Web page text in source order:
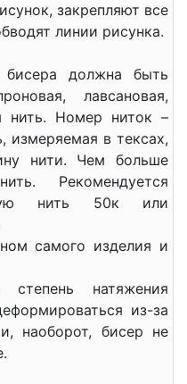
закрепляют все
линии рисунка.
должна быть
лавсановая,
нить. Номер ниток –
измеряемая в тексах,
нити. Чем больше
Рекомендуется
нить 50к или
самого изделия и
степень натяжения
из-за
наоборот, бисер не